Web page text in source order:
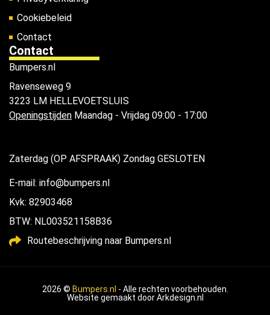
Cookiebeleid
Contact
Contact
Bumpers.nl
Ravenseweg 9
3223 LM HELLEVOETSLUIS
Openingstijden Maandag - Vrijdag 09:00 - 17:00
Zaterdag (OP AFSPRAAK) Zondag GESLOTEN
E-mail: info@bumpers.nl
Kvk: 82903468
BTW: NL003521158B36
Routebeschrijving naar Bumpers.nl
2026 © Bumpers.nl - Alle rechten voorbehouden.
Website gemaakt doorArkdesign.nl